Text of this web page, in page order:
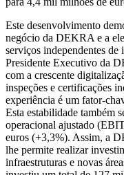
Este desenvolvimento
negócio da DEKRA e a
serviços independentes de
Presidente Executivo da
com a crescente
inspeções e certificações
experiência é um fator-
Esta estabilidade também
operacional ajustado
euros (+3,3%). Assim, a
lhe permite realizar
infraestruturas e novas